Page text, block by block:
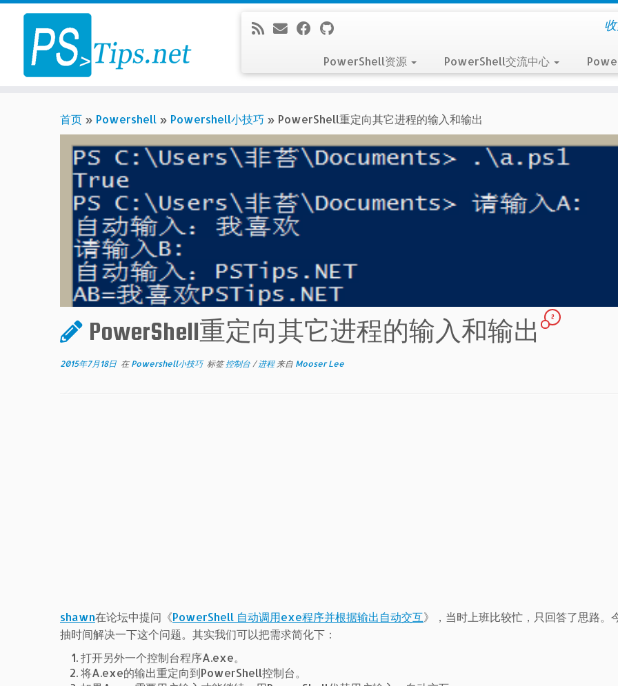
Skip
content
PowerShell资源 PowerShell交流中心
首页 » Powershell » Powershell小技巧 » PowerShell重定向其它进程的输入和输出
PowerShell重定向其它进程的输入和输出
2
2015年7月18日 在 Powershell小技巧 标签控制台 /进程 来自 Mooser Lee
shawn在论坛中提问《PowerShell 自动调用exe程序并根据输出自动交互》，当时上班比较忙，只回答了思路。
抽时间解决一下这个问题。其实我们可以把需求简化下：
打开另外一个控制台程序A.exe。
将A.exe的输出重定向到PowerShell控制台。